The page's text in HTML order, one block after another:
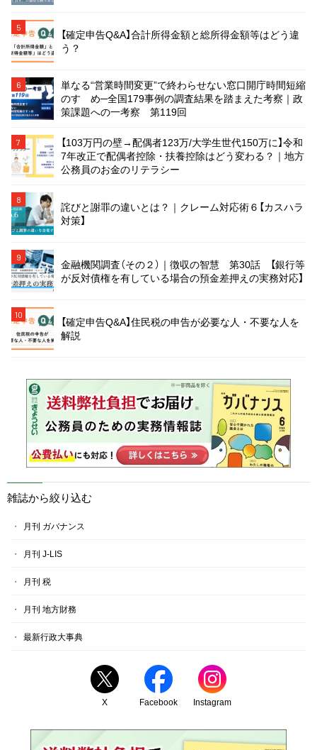
5
【確定申告Q&A】合計所得金額と総所得金額等はどう違
う？
6
単なる“営業時間変更”で終わらせない窓口開庁時間短縮
のすゝめ─全国179事例の調査結果を踏まえた考察｜政
策課題への一考察 第119回
7
【103万円の壁→配偶者123万/大学生世代150万に】令和
7年改正で配偶者控除・扶養控除はどう変わる？｜地方
公務員のお金のリテラシー
8
詫びと謝罪の違いとは？｜クレーム対応術６【カスハラ
対策】
9
金融機関調査（その２）｜徴収の智慧 第30話 【銀行等
が反対債権を有している場合の預金差押えの実務対応】
10
【確定申告Q&A】住民税の申告が必要な人・不要な人を
解説
雑誌から絞り込む
月刊 ガバナンス
月刊 J-LIS
月刊 税
月刊 地方財務
最新行政大事典
X Facebook Instagram